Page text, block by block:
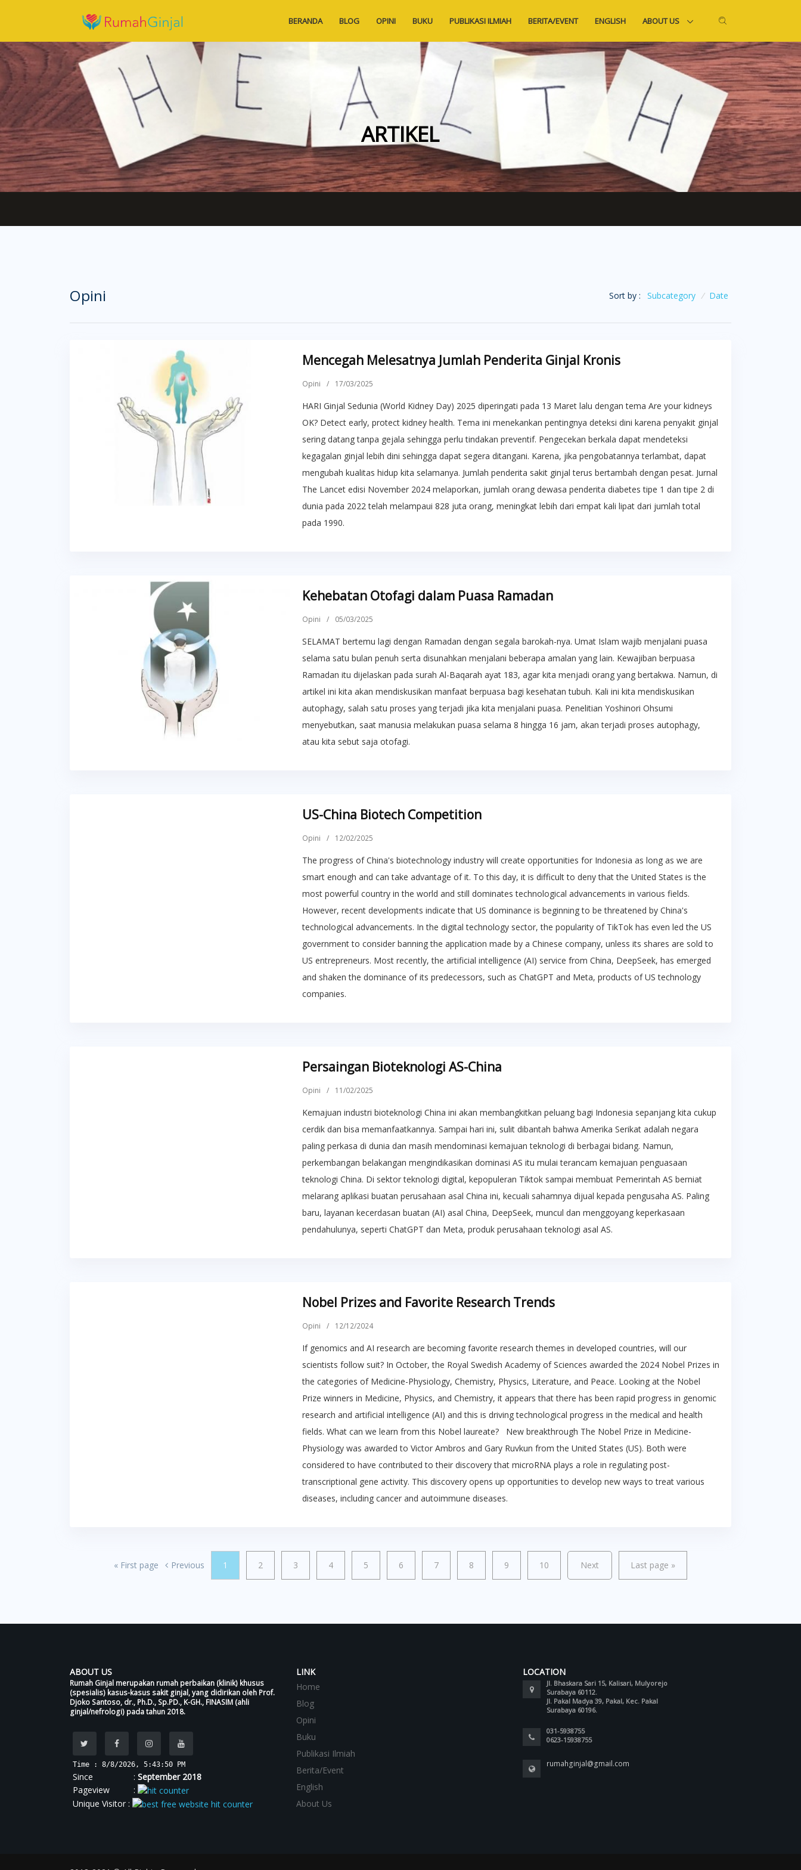
BERANDA BLOG OPINI BUKU PUBLIKASI ILMIAH BERITA/EVENT ENGLISH ABOUT US
ARTIKEL
Opini Sort by : Subcategory / Date
Mencegah Melesatnya Jumlah Penderita Ginjal Kronis
Opini / 17/03/2025
HARI Ginjal Sedunia (World Kidney Day) 2025 diperingati pada 13 Maret lalu dengan tema Are your kidneys
OK? Detect early, protect kidney health. Tema ini menekankan pentingnya deteksi dini karena penyakit ginjal
sering datang tanpa gejala sehingga perlu tindakan preventif. Pengecekan berkala dapat mendeteksi
kegagalan ginjal lebih dini sehingga dapat segera ditangani. Karena, jika pengobatannya terlambat, dapat
mengubah kualitas hidup kita selamanya. Jumlah penderita sakit ginjal terus bertambah dengan pesat. Jurnal
The Lancet edisi November 2024 melaporkan, jumlah orang dewasa penderita diabetes tipe 1 dan tipe 2 di
dunia pada 2022 telah melampaui 828 juta orang, meningkat lebih dari empat kali lipat dari jumlah total
pada 1990.
Kehebatan Otofagi dalam Puasa Ramadan
Opini / 05/03/2025
SELAMAT bertemu lagi dengan Ramadan dengan segala barokah-nya. Umat Islam wajib menjalani puasa
selama satu bulan penuh serta disunahkan menjalani beberapa amalan yang lain. Kewajiban berpuasa
Ramadan itu dijelaskan pada surah Al-Baqarah ayat 183, agar kita menjadi orang yang bertakwa. Namun, di
artikel ini kita akan mendiskusikan manfaat berpuasa bagi kesehatan tubuh. Kali ini kita mendiskusikan
autophagy, salah satu proses yang terjadi jika kita menjalani puasa. Penelitian Yoshinori Ohsumi
menyebutkan, saat manusia melakukan puasa selama 8 hingga 16 jam, akan terjadi proses autophagy,
atau kita sebut saja otofagi.
US-China Biotech Competition
Opini / 12/02/2025
The progress of China's biotechnology industry will create opportunities for Indonesia as long as we are
smart enough and can take advantage of it. To this day, it is difficult to deny that the United States is the
most powerful country in the world and still dominates technological advancements in various fields.
However, recent developments indicate that US dominance is beginning to be threatened by China's
technological advancements. In the digital technology sector, the popularity of TikTok has even led the US
government to consider banning the application made by a Chinese company, unless its shares are sold to
US entrepreneurs. Most recently, the artificial intelligence (AI) service from China, DeepSeek, has emerged
and shaken the dominance of its predecessors, such as ChatGPT and Meta, products of US technology
companies.
Persaingan Bioteknologi AS-China
Opini / 11/02/2025
Kemajuan industri bioteknologi China ini akan membangkitkan peluang bagi Indonesia sepanjang kita cukup
cerdik dan bisa memanfaatkannya. Sampai hari ini, sulit dibantah bahwa Amerika Serikat adalah negara
paling perkasa di dunia dan masih mendominasi kemajuan teknologi di berbagai bidang. Namun,
perkembangan belakangan mengindikasikan dominasi AS itu mulai terancam kemajuan penguasaan
teknologi China. Di sektor teknologi digital, kepopuleran Tiktok sampai membuat Pemerintah AS berniat
melarang aplikasi buatan perusahaan asal China ini, kecuali sahamnya dijual kepada pengusaha AS. Paling
baru, layanan kecerdasan buatan (AI) asal China, DeepSeek, muncul dan menggoyang keperkasaan
pendahulunya, seperti ChatGPT dan Meta, produk perusahaan teknologi asal AS.
Nobel Prizes and Favorite Research Trends
Opini / 12/12/2024
If genomics and AI research are becoming favorite research themes in developed countries, will our
scientists follow suit? In October, the Royal Swedish Academy of Sciences awarded the 2024 Nobel Prizes in
the categories of Medicine-Physiology, Chemistry, Physics, Literature, and Peace. Looking at the Nobel
Prize winners in Medicine, Physics, and Chemistry, it appears that there has been rapid progress in genomic
research and artificial intelligence (AI) and this is driving technological progress in the medical and health
fields. What can we learn from this Nobel laureate? New breakthrough The Nobel Prize in Medicine-
Physiology was awarded to Victor Ambros and Gary Ruvkun from the United States (US). Both were
considered to have contributed to their discovery that microRNA plays a role in regulating post-
transcriptional gene activity. This discovery opens up opportunities to develop new ways to treat various
diseases, including cancer and autoimmune diseases.
« First page Previous 1 2 3 4 5 6 7 8 9 10 Next Last page »
ABOUT US
Rumah Ginjal merupakan rumah perbaikan (klinik) khusus
(spesialis) kasus-kasus sakit ginjal, yang didirikan oleh Prof.
Djoko Santoso, dr., Ph.D., Sp.PD., K-GH., FINASIM (ahli
ginjal/nefrologi) pada tahun 2018.
Time : 8/8/2026, 5:43:51 PM
Since : September 2018
Pageview :
Unique Visitor :
LINK
Home
Blog
Opini
Buku
Publikasi Ilmiah
Berita/Event
English
About Us
LOCATION
Jl. Bhaskara Sari 15, Kalisari, Mulyorejo
Surabaya 60112.
Jl. Pakal Madya 39, Pakal, Kec. Pakal
Surabaya 60196.
031-5938755
0623-15938755
rumahginjal@gmail.com